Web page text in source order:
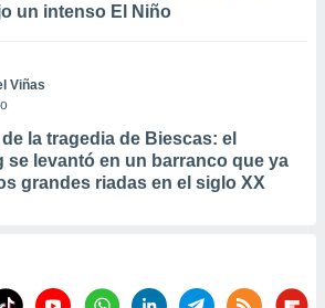
un intenso El Niño
Viñas
la tragedia de Biescas: el
se levantó en un barranco que ya
grandes riadas en el siglo XX